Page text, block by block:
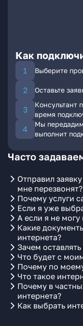
Как
Выберите
Оставьте
Консультант
время
Мы
выполнит
Часто
Отправил
мне перезвонят?
Почему услуги
Если я уже
А если я не
Какие
интернета?
Зачем
Что будет с
Почему по
Что такое
Почему в
интернета?
Как выбрать